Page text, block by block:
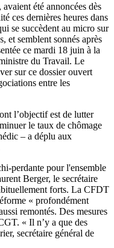
été annoncées dès
ces dernières heures dans
se succèdent au micro sur
et semblent sonnés après
ce mardi 18 juin à la
du Travail. Le
sur ce dossier ouvert
entre les
l’objectif est de lutter
le taux de chômage
– a déplu aux
perdante pour l'ensemble
Berger, le secrétaire
forts. La CFDT
« profondément
remontés. Des mesures
« Il n’y a que des
secrétaire général de